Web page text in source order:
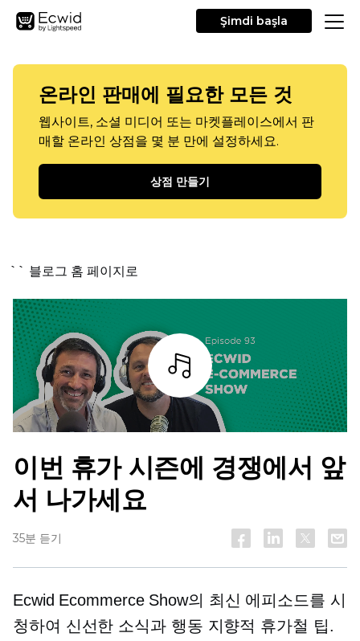
Şimdi başla
온라인 판매에 필요한 모든 것
웹사이트, 소셜 미디어 또는 마켓플레이스에서 판
매할 온라인 상점을 몇 분 만에 설정하세요.
상점 만들기
`` 블로그 홈 페이지로
조각
이번 휴가 시즌에 경쟁에서 앞
서 나가세요
35분 듣기
Ecwid Ecommerce Show의 최신 에피소드를 시
청하여 신선한 소식과 행동 지향적 휴가철 팁.